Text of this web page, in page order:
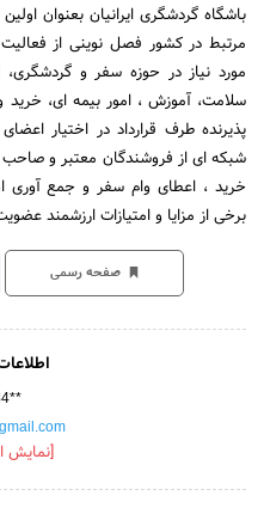
باشگاه گردشگری ایرانیان بعنوان
مرتبط در کشور فصل نوینی از
مورد نیاز در حوزه سفر و
سلامت، آموزش ، امور بیمه ای،
پذیرنده طرف قرارداد در اختیار
شبکه ای از فروشندگان معتبر و
خرید ، اعطای وام سفر و جمع آوری
برخی از مزایا و امتیازات ارزشمند
صفحه رسمی
[نمایش